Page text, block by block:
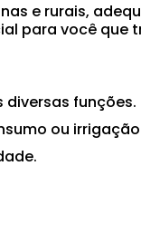
e rurais,
para você
diversas funções.
ou